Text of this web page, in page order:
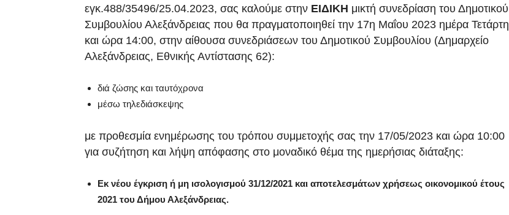
εγκ.488/35496/25.04.2023, σας καλούμε στην ΕΙΔΙΚΗ μικτή συνεδρίαση του Δημοτικού
Συμβουλίου Αλεξάνδρειας που θα πραγματοποιηθεί την 17η Μαΐου 2023 ημέρα Τετάρτη
και ώρα 14:00, στην αίθουσα συνεδριάσεων του Δημοτικού Συμβουλίου (Δημαρχείο
Αλεξάνδρειας, Εθνικής Αντίστασης 62):
διά ζώσης και ταυτόχρονα
μέσω τηλεδιάσκεψης
με προθεσμία ενημέρωσης του τρόπου συμμετοχής σας την 17/05/2023 και ώρα 10:00
για συζήτηση και λήψη απόφασης στο μοναδικό θέμα της ημερήσιας διάταξης:
Εκ νέου έγκριση ή μη ισολογισμού 31/12/2021 και αποτελεσμάτων χρήσεως οικονομικού έτους
2021 του Δήμου Αλεξάνδρειας.